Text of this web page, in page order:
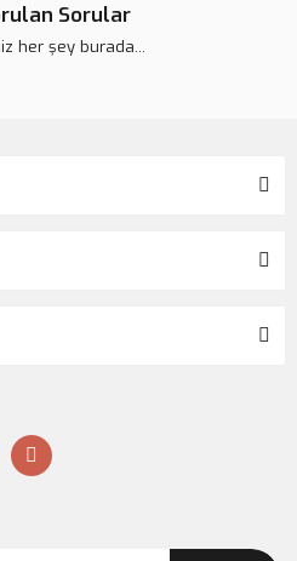
Sorular
her şey burada...